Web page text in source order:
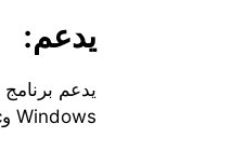
يدعم:
Windows وMac وLinux. كما يمكن لأي مستخدم الوصول إلى الموقع باستخدام أي متصفح مثل Chrome وSafari وMozilla وBrave وما إلى ذلك.